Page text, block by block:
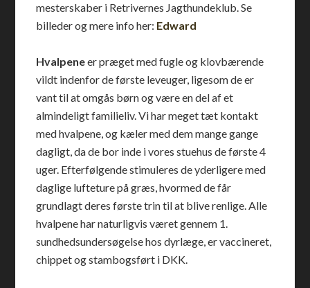
mesterskaber i Retrivernes Jagthundeklub. Se
billeder og mere info her: Edward
Hvalpeneer præget med fugle og klovbærende
vildt indenfor de første leveuger, ligesom de er
vant til at omgås børn og være en del af et
almindeligt familieliv. Vi har meget tæt kontakt
med hvalpene, og kæler med dem mange gange
dagligt, da de bor inde i vores stuehus de første 4
uger. Efterfølgende stimuleres de yderligere med
daglige lufteture på græs, hvormed de får
grundlagt deres første trin til at blive renlige. Alle
hvalpene har naturligvis været gennem 1.
sundhedsundersøgelse hos dyrlæge, er vaccineret,
chippet og stambogsført i DKK.